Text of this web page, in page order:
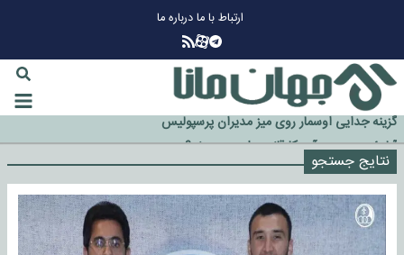
ارتباط با مادرباره ما
چرا طلا دوباره افزایشی شد؟
گزینه جدایی اوسمار روی میز مدیران پرسپولیس
آیا رئیس جمهور آمریکا قانون را دور می‌زند؟
اخراج رسمی چهره نامدار از پرسپولیس
سازمان اطلاعات سپاه: پروژه دولت ترامپ برای مهار چین، روسیه و اروپا شکست
خورد
نتایج جستجو